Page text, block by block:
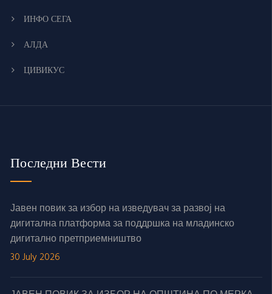
ИНФО СЕГА
АЛДА
ЦИВИКУС
Последни Вести
Јавен повик за избор на изведувач за развој на
дигитална платформа за поддршка на младинско
дигитално претприемништво
30 July 2026